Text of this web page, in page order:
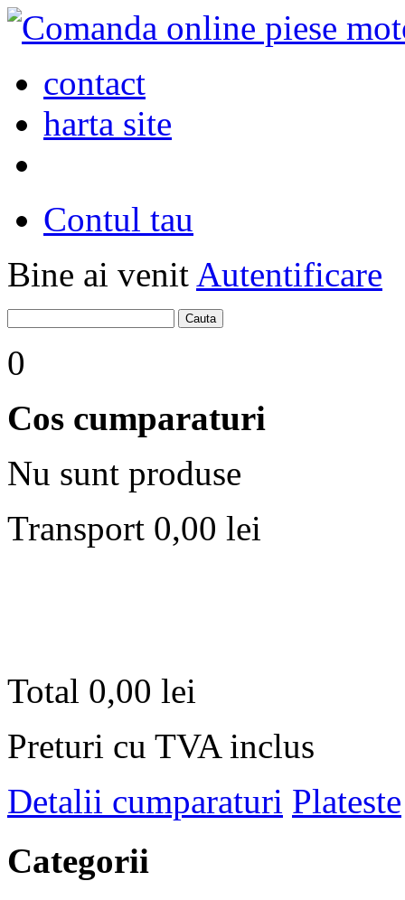
contact
harta site
Contul tau
Bine ai venit Autentificare
0
Cos cumparaturi
Nu sunt produse
Transport 0,00 lei
Total 0,00 lei
Preturi cu TVA inclus
Detalii cumparaturi Plateste
Categorii